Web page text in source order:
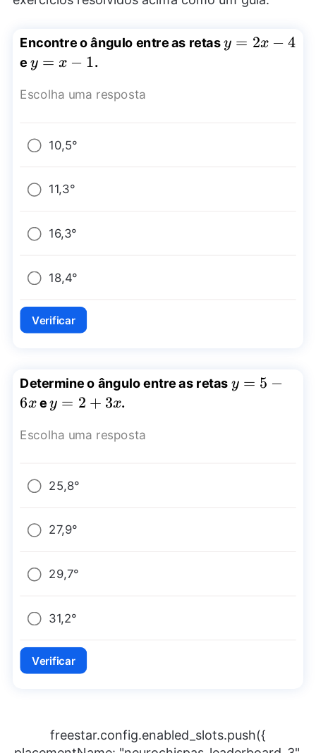
Encontre o ângulo entre as retasy=2x-
y = 2x − 4
e y=x-
y = x − 1.
Escolha uma resposta
10,5°
11,3°
16,3°
18,4°
Verificar
Determine o ângulo entre as retas y=5-
y = 5 −
6xey=2+3x
y = 2 + 3x.
Escolha uma resposta
25,8°
27,9°
29,7°
31,2°
Verificar
freestar.config.enabled_slots.push({